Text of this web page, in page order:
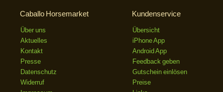
Caballo Horsemarket
Über uns
Aktuelles
Kontakt
Presse
Datenschutz
Widerruf
Kundenservice
Übersicht
iPhone App
Android App
Feedback geben
Gutschein einlösen
Preise